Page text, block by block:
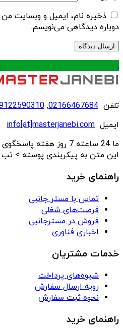
ذخیره نام، ایمیل و وبسایت من
دوباره دیدگاهی می‌نویسم.
.
تلفن 02166467684
,
ایمیل info[at]masterjanebi.com
ما 24 ساعته 7 روز
این متن به پیکربندی پوسته > تب
راهنمای خرید
تماس با مستر جانبی
فرصت‌های شغلی
فروش در مسترجانبی
اخباری فناوری
خدمات مشتریان
شیوه‌های پرداخت
رویه ارسال سفارش
نحوه ثبت سفارش
راهنمای خرید